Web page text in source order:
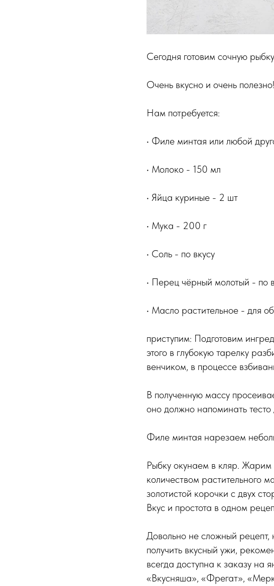
Сегодня готовим сочную
Очень вкусно и очень полезно!
Нам потребуется:
• Филе минтая или любой
• Молоко - 150 мл
• Яйца куриные - 2 шт
• Мука - 200 г
• Соль - по вкусу
• Перец чёрный молотый - по
• Масло растительное - для
приступим: Подготовим
этого в глубокую тарелку
венчиком, в процессе
В полученную массу
оно должно напоминать тесто
Филе минтая нарезаем
Рыбку окунаем в кляр.
количеством растительного
золотистой корочки с двух
Вкус и простота в одном
Довольно не сложный
получить вкусный ужи,
всегда доступна к заказу на
«Вкусняша», «Фрегат»,